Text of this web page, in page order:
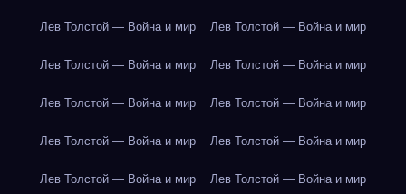
Лев Толстой — Война и мир Лев Толстой — Война и мир
Лев Толстой — Война и мир Лев Толстой — Война и мир
Лев Толстой — Война и мир Лев Толстой — Война и мир
Лев Толстой — Война и мир Лев Толстой — Война и мир
Лев Толстой — Война и мир Лев Толстой — Война и мир